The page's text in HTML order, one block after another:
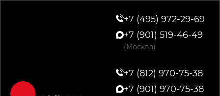
+7 (495) 972-29-69
+7 (901) 519-46-49
(Москва)
+7 (812) 970-75-38
+7 (901) 970-75-38